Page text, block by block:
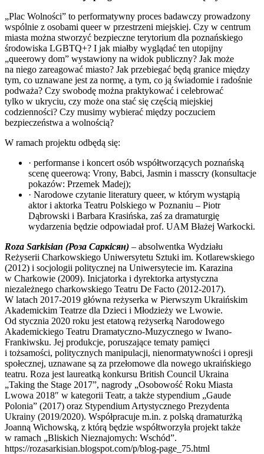
„Plac Wolności” to performatywny proces badawczy prowadzony
wspólnie z osobami queer w przestrzeni miejskiej. Czy w centrum
miasta można stworzyć bezpieczne terytorium dla poznańskiego
środowiska LGBTQ+? I jak miałby wyglądać ten utopijny
„queerowy dom” wystawiony na widok publiczny? Jak może
na niego zareagować miasto? Jak przebiegać będą granice między
tym, co uznawane jest za normę, a tym, co ją świadomie i radośnie
podważa? Czy swobodę można praktykować i celebrować
tylko w ukryciu, czy może ona stać się częścią miejskiej
codzienności? Czy musimy wybierać między poczuciem
bezpieczeństwa a wolnością?
W ramach projektu odbędą się:
· performanse i koncert osób współtworzących poznańską
scenę queerową: Vrony, Babci, Jasmin i masscry (konsultacje
pokazów: Przemek Madej);
· Narodowe czytanie literatury queer, w którym wystąpią
aktor i aktorka Teatru Polskiego w Poznaniu – Piotr
Dąbrowski i Barbara Krasińska, zaś za dramaturgię
wydarzenia będzie odpowiadał prof. UAM Błażej Warkocki.
Roza Sarkisian (Роза Саркісян) – absolwentka Wydziału
Reżyserii Charkowskiego Uniwersytetu Sztuki im. Kotlarewskiego
(2012) i socjologii politycznej na Uniwersytecie im. Karazina
w Charkowie (2009). Inicjatorka i dyrektorka artystyczna
niezależnego charkowskiego Teatru De Facto (2012-2017).
W latach 2017-2019 główna reżyserka w Pierwszym Ukraińskim
Akademickim Teatrze dla Dzieci i Młodzieży we Lwowie.
Od stycznia 2020 roku jest etatową reżyserką Narodowego
Akademickiego Teatru Dramatyczno-Muzycznego w Iwano-
Frankiwsku. Jej produkcje, poruszające tematy pamięci
i tożsamości, politycznych manipulacji, nienormatywności i opresji
społecznej, uznawane są za przełomowe dla nowego ukraińskiego
teatru. Roza jest laureatką konkursu British Council Ukraina
„Taking the Stage 2017”, nagrody „Osobowość Roku Miasta
Lwowa 2018″ w kategorii Teatr, a także stypendium „Gaude
Polonia” (2017) oraz Stypendium Artystycznego Prezydenta
Ukrainy (2019/2020). Współpracuje m.in. z polską dramaturżką
Joanną Wichowską, z którą będzie współtworzyła projekt także
w ramach „Bliskich Nieznajomych: Wschód”.
https://rozasarkisian.blogspot.com/p/blog-page_75.html